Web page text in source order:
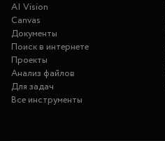
AI Vision
Canvas
Документы
Поиск в интернете
Проекты
Анализ файлов
Для задач
Все инструменты